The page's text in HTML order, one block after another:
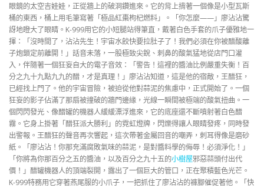
眼鏡的太空吉娃娃，正從牆上的破洞鑽進來。它的背上揹著一個像是小型瓦斯
桶的東西，桶上用毛筆寫著「極品紅棗枸杞燃料」。「你怎麼——」廖沾沾驚
訝地瞪大了眼睛。K-999用它的小短腿站得筆直，戴著白色手套的爪子優雅地一
揮：「沒時間了，沾沾先生！宇宙水餃快要拉肚子了！我們必須在你被醋酸離
子炮鎖定前離開！」話音未落，一股極致尖銳、刺鼻的酸氣猛地從店門口灌
入，伴隨著一個狂妄自大的電子音效：「警告！這裡的醬油比例嚴重失衡！百
分之九十九點九九的醋，才是真理！」廖沾沾知道，這是他的宿敵，王醋狂，
已經找上門了。他的宇宙冒險，被迫從他對蒜泥的焦慮中，正式開始了。一個
狂妄的影子佔滿了那扇被撞破的牆門邊緣，光線一瞬間被極端的酸氣扭曲。一
個閃閃發光、像醋罐的機器人緩緩漂浮進來，它的底座還不斷噴射著白色醋
霧。它身上掛著「醋狂派大勝利」的霓虹燈牌，閃爍得讓人眼睛發疼，同時發
出警報。王醋狂的聲音再次響起，這次帶著金屬回音的嘲弄，刺耳得像是磨砂
紙。「廖沾沾！你那充滿腐敗氣味的蒜泥，是對醬料學的侮辱！必須淨化！」
「你將為你那百分之五的醬油，以及百分之九十五的小樹屋邪惡蒜頭付出代
價！」醋罐機器人的頂端裂開，露出了一個巨大的管口，正在聚積藍色光芒。
K-999特務用它穿著燕尾服的小爪子，一把抓住了廖沾沾的褲腳催促著他。「快